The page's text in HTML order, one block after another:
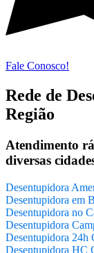
Fale Conosco!
Rede de
Região
Atendimento
diversas
Desentupidora
Desentupidora em
Desentupidora no
Desentupidora
Desentupidora 24h
Desentupidora HC